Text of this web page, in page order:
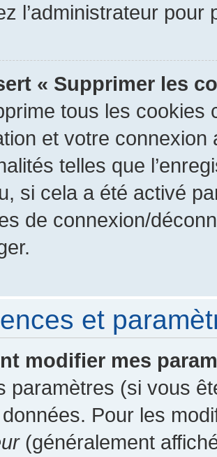
l’administrateur
« Supprimer les
tous les cookies
et votre
telles que
si cela a été activé
de connexion/
et
modifier mes
paramètres (si vous
Pour les
(généralement